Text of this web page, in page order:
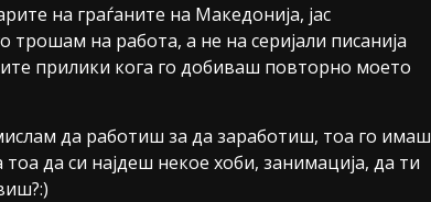
на граѓаните на Македонија, јас
на работа, а не на серијали писанија
прилики кога го добиваш повторно моето
да работиш за да заработиш, тоа го имаш
да си најдеш некое хоби, занимација, да ти